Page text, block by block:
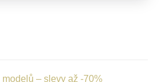
– slevy až -70%